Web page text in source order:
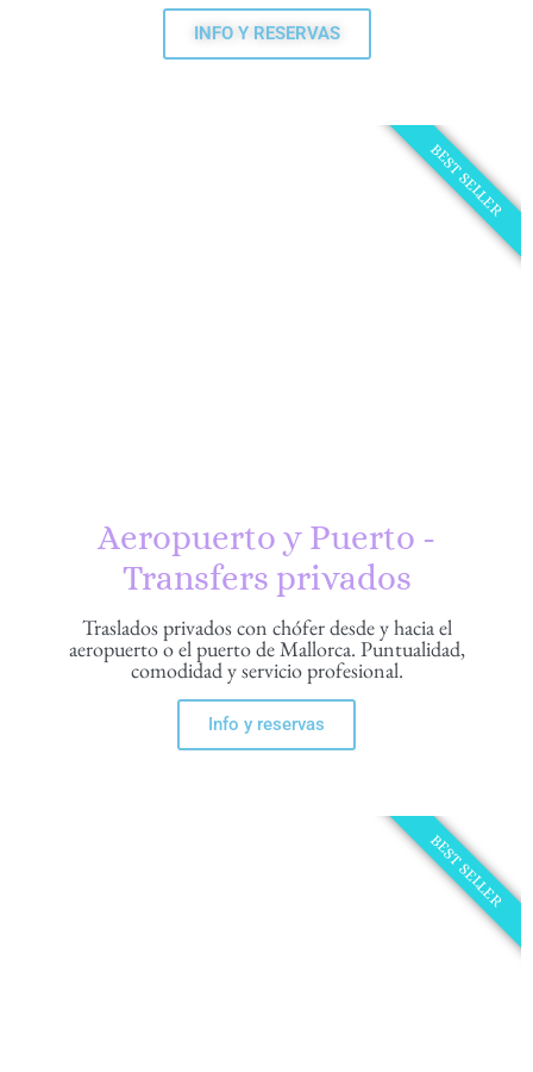
INFO Y RESERVAS
Aeropuerto y Puerto -
Transfers privados
Traslados privados con chófer desde y hacia el
aeropuerto o el puerto de Mallorca. Puntualidad,
comodidad y servicio profesional.
Info y reservas
BEST SELLER
BEST SELLER